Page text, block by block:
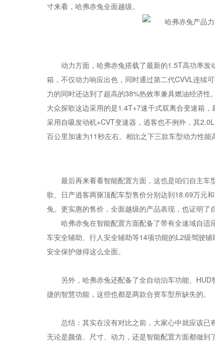
寸来看，哈弗赤兔全面越级。
动力方面，哈弗赤兔搭载了最新的1.5T高功率
箱，不仅动力响应出色，同时通过第二代CVVL连续
力的同时还达到了超高的38%热效率兼具燃油经济
大众探歌这边采用的是1.4T+7速干式双离合变速箱
采用自吸发动机+CVT变速器，逍客也不例外，其
百公里加速为11秒左右。相比之下三款车型动力性能
最后再来看看智能配置方面，这也是咱们自主
歌、日产逍客两驱顶配车型售价分别达到18.69万元
兔。更实惠的售价，全面越级的产品表现，也证明了
哈弗赤兔在智能配置方面配备了带有全速域自
车安全辅助、行人安全辅助等14项功能的L2级驾驶
安全保护做得这么全面。
另外，哈弗赤兔还配备了全自动泊车功能、
捷的智慧功能，这些也都是两款合资车型所缺失的。
总结：其实在没有对比之前，大家心中就应该已
无论是颜值、尺寸、动力，还是智能配置方面都做